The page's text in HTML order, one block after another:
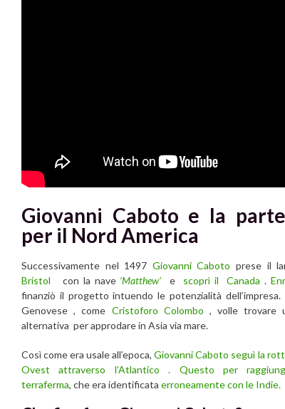
Giovanni Caboto e la
per il Nord America
Successivamente nel 1497 Giovanni Caboto prese il
Bristol con la nave ‘Matthew’ e scoprì il Canada.
finanziò il progetto intuendo le potenzialità dell’impresa.
Genovese , come Cristoforo Colombo , volle trovare
alternativa per approdare in Asia via mare.
Così come era usale all’epoca,Giovanni Caboto seguì la
Ovest attraverso l’Atlantico . Questo per
terraferma, che era identificata erroneamente con le Indie.